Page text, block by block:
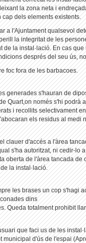
la zona neta i
cap dels elements existents.
a l'Ajuntament qualsevol
la integritat de les
de la instal·lació. En cas
després del seu ús,
foc fora de les barbacoes.
generades s'hauran de
Quart,on només s'hi podrà
i recollits selectivament
els residus al medi
clauer d'accés a l'àrea
s'ha autoritzat, ni cedir-lo
oberta de l'àrea tancada de
la instal·lació.
les brases un cop s'hagi
dins
Queda totalment prohibit
que faci us de les
municipal d'ús de l'espai